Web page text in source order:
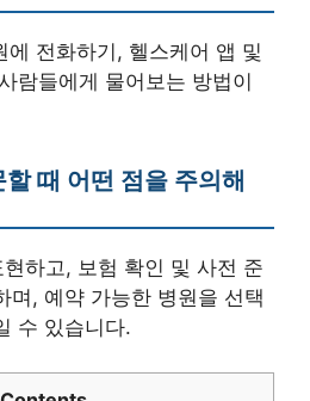
전화하기, 헬스케어 앱 및
람들에게 물어보는 방법이
때 어떤 점을 주의해
하고, 보험 확인 및 사전 준
며, 예약 가능한 병원을 선택
수 있습니다.